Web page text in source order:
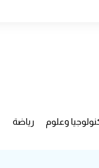
وعلوم رياضة